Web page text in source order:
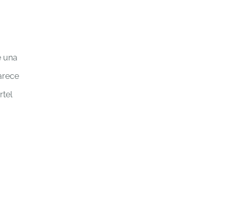
una